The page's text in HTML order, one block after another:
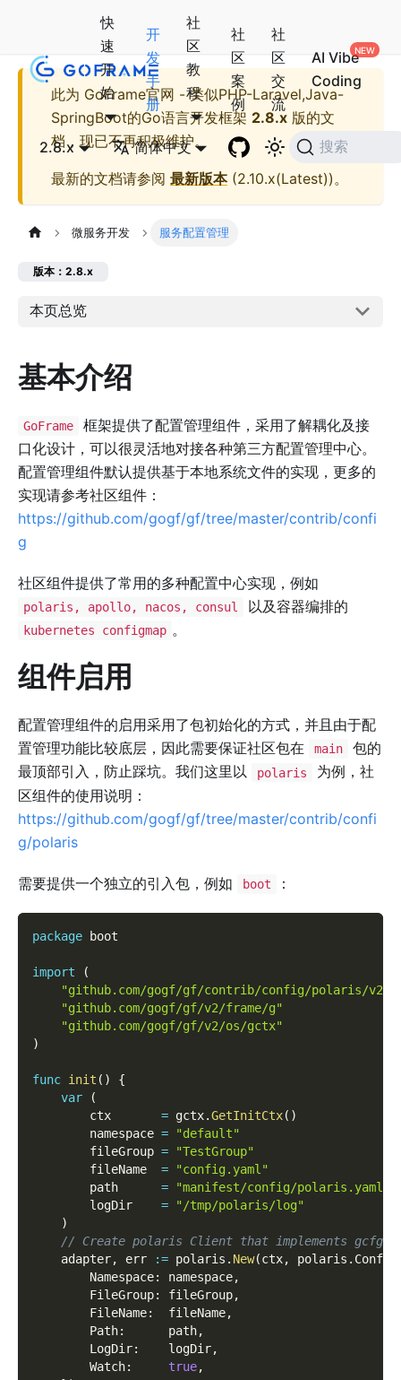
快
速
开
始
开
发
手
册
社
区
教
程
社
区
案
例
社
区
交
流
AI Vibe
Coding
2.8.x 简体中文 搜索
此为 GoFrame官网 - 类似PHP-Laravel,Java-
SpringBoot的Go语言开发框架 2.8.x 版的文
档，现已不再积极维护。
最新的文档请参阅 最新版本(2.10.x(Latest))。
微服务开发 服务配置管理
版本：2.8.x
本页总览
基本介绍
GoFrame
框架提供了配置管理组件，采用了解耦化及接
口化设计，可以很灵活地对接各种第三方配置管理中心。
配置管理组件默认提供基于本地系统文件的实现，更多的
实现请参考社区组件：
https://github.com/gogf/gf/tree/master/contrib/confi
g
社区组件提供了常用的多种配置中心实现，例如
polaris, apollo, nacos, consul 以及容器编排的
kubernetes configmap 。
组件启用
配置管理组件的启用采用了包初始化的方式，并且由于配
置管理功能比较底层，因此需要保证社区包在
main
包的
最顶部引入，防止踩坑。我们这里以
polaris
为例，社
区组件的使用说明：
https://github.com/gogf/gf/tree/master/contrib/confi
g/polaris
需要提供一个独立的引入包，例如 boot ：
package boot
import
(
"github.com/gogf/gf/contrib/config/polaris/v2"
"github.com/gogf/gf/v2/frame/g"
"github.com/gogf/gf/v2/os/gctx"
)
func init ( )
{
var
(
        ctx
= gctx.GetInitCtx( )
        namespace
=
"default"
        fileGroup
=
"TestGroup"
        fileName
=
"config.yaml"
        path
=
"manifest/config/polaris.yaml"
        logDir
=
"/tmp/polaris/log"
)
// Create polaris Client that implements
    adapter
, err := polaris . New(ctx, polaris . Config
        Namespace
: namespace,
        FileGroup
: fileGroup,
        FileName
:
  fileName
,
        Path
:
      path
,
        LogDir
:
    logDir
,
        Watch
: true,